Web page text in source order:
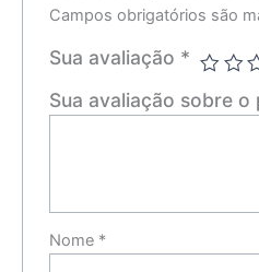
Campos obrigatórios são
Sua avaliação *
Sua avaliação sobre o
Nome *